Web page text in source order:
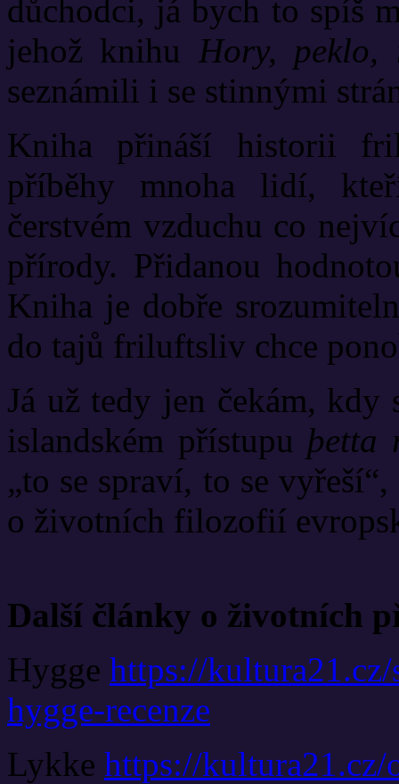
důchodci, já bych to spíš
jehož knihu Hory, peklo,
seznámili i se stinnými
Kniha přináší historii
příběhy mnoha lidí,
čerstvém vzduchu co
přírody. Přidanou
Kniha je dobře
do tajů friluftsliv chce
Já už tedy jen čekám, kdy
islandském přístupu þetta
„to se spraví, to se
o životních filozofií
Další články o životních
Hygge https://
hygge-recenze
Lykke https://